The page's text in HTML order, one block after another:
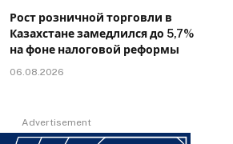
Рост розничной торговли в
Казахстане замедлился до 5,7%
на фоне налоговой реформы
06.08.2026
Advertisement